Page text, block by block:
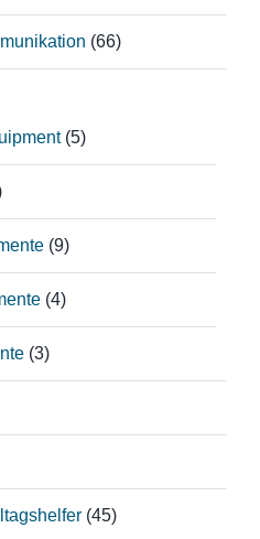
(66)
(5)
(9)
(4)
(3)
(45)